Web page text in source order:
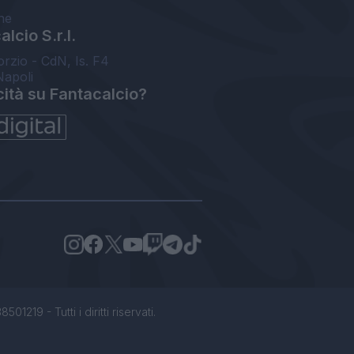
S.r.l.
- CdN, Is. F4
su Fantacalcio?
- Tutti i diritti riservati.